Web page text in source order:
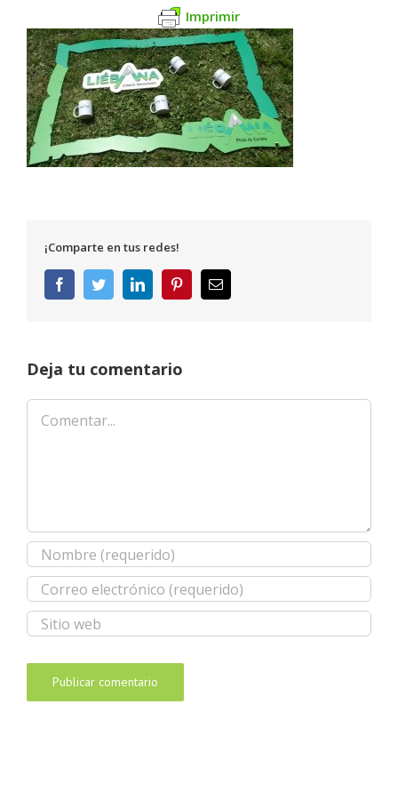
Imprimir
¡Comparte en tus redes!
FacebookTwitterLinkedInPinterestCorreo
electrónico
Deja tu comentario
Comentar